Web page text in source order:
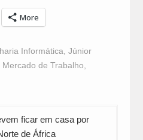
More
Informática Júnior
Mercado de Trabalho
ficar em casa por
de África